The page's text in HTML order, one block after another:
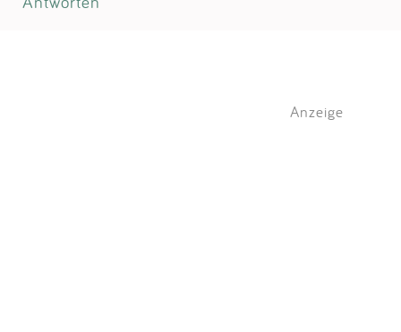
Anzeige